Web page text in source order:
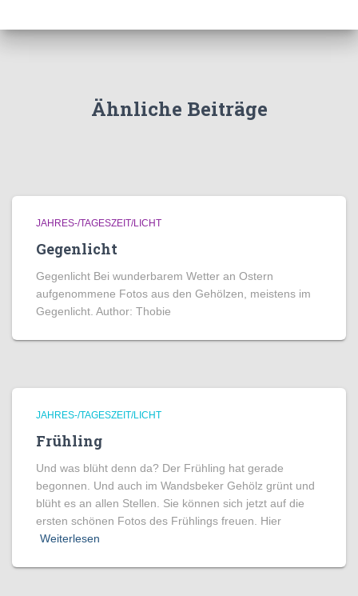
Ähnliche Beiträge
JAHRES-/TAGESZEIT/LICHT
Gegenlicht
Gegenlicht Bei wunderbarem Wetter an Ostern
aufgenommene Fotos aus den Gehölzen, meistens im
Gegenlicht. Author: Thobie
JAHRES-/TAGESZEIT/LICHT
Frühling
Und was blüht denn da? Der Frühling hat gerade
begonnen. Und auch im Wandsbeker Gehölz grünt und
blüht es an allen Stellen. Sie können sich jetzt auf die
ersten schönen Fotos des Frühlings freuen. Hier
Weiterlesen